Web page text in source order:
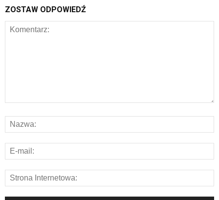
ZOSTAW ODPOWIEDŹ